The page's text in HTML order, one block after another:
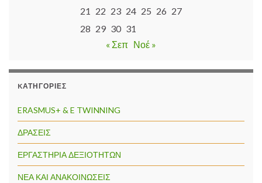
21 22 23 24 25 26 27
28 29 30 31
« Σεπ Νοέ »
KΑΤΗΓΟΡΊΕΣ
ERASMUS+ & E TWINNING
ΔΡΑΣΕΙΣ
ΕΡΓΑΣΤΗΡΙΑ ΔΕΞΙΟΤΗΤΩΝ
ΝΕΑ ΚΑΙ ΑΝΑΚΟΙΝΩΣΕΙΣ